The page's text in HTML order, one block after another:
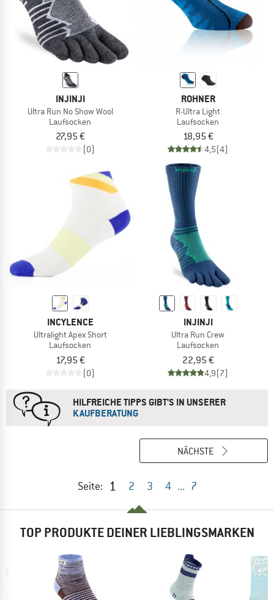
INJINJI
Ultra Run No Show Wool
Laufsocken
27,95 €
(0)
ROHNER
R-Ultra Light
Laufsocken
18,95 €
4,5(4)
INCYLENCE
Ultralight Apex Short
Laufsocken
17,95 €
(0)
INJINJI
Ultra Run Crew
Laufsocken
22,95 €
4,9(7)
HILFREICHE TIPPS GIBT'S IN UNSERER
KAUFBERATUNG
Seite: 1 2 3 4 ... 7
NÄCHSTE
TOP PRODUKTE DEINER LIEBLINGSMARKEN